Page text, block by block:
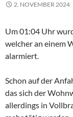
2. NOVEMBER 2024
Um 01:04 Uhr
welcher an einem
alarmiert.
Schon auf der
das sich der
allerdings in